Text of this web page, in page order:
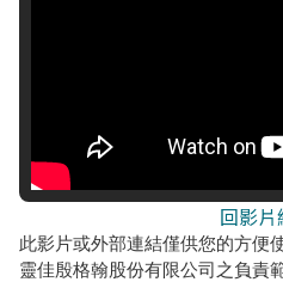
回影片
此影片或外部連結僅供您的方便
靈佳殷格翰股份有限公司之負責